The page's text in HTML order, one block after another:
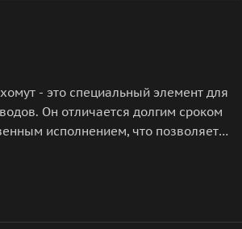
- это специальный элемент для
Он отличается долгим сроком
исполнением, что позволяет
системы вентиляции.